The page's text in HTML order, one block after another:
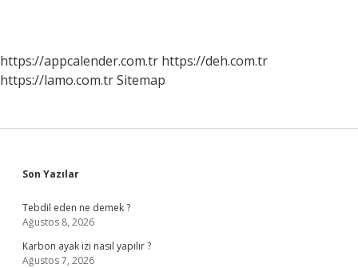
https://appcalender.com.tr https://deh.com.tr
https://lamo.com.trSitemap
Sidebar
Son Yazılar
Tebdil eden ne demek ?
Ağustos 8, 2026
Karbon ayak izi nasıl yapılır ?
Ağustos 7, 2026